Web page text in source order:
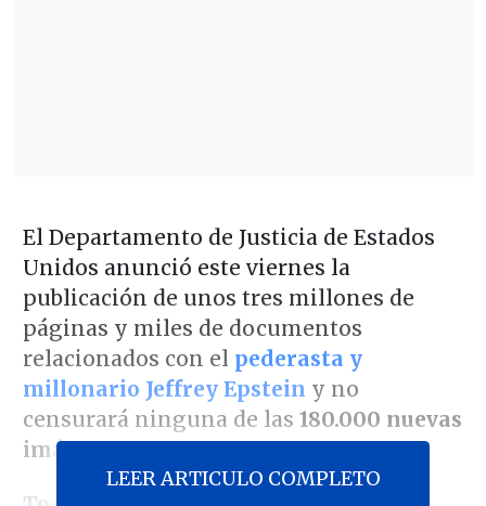
El Departamento de Justicia de Estados
Unidos anunció este viernes la
publicación de unos tres millones de
páginas y miles de documentos
relacionados con el pederasta y
millonario Jeffrey Epstein y no
censurará ninguna de las 180.000 nuevas
imágenes.
LEER ARTICULO COMPLETO